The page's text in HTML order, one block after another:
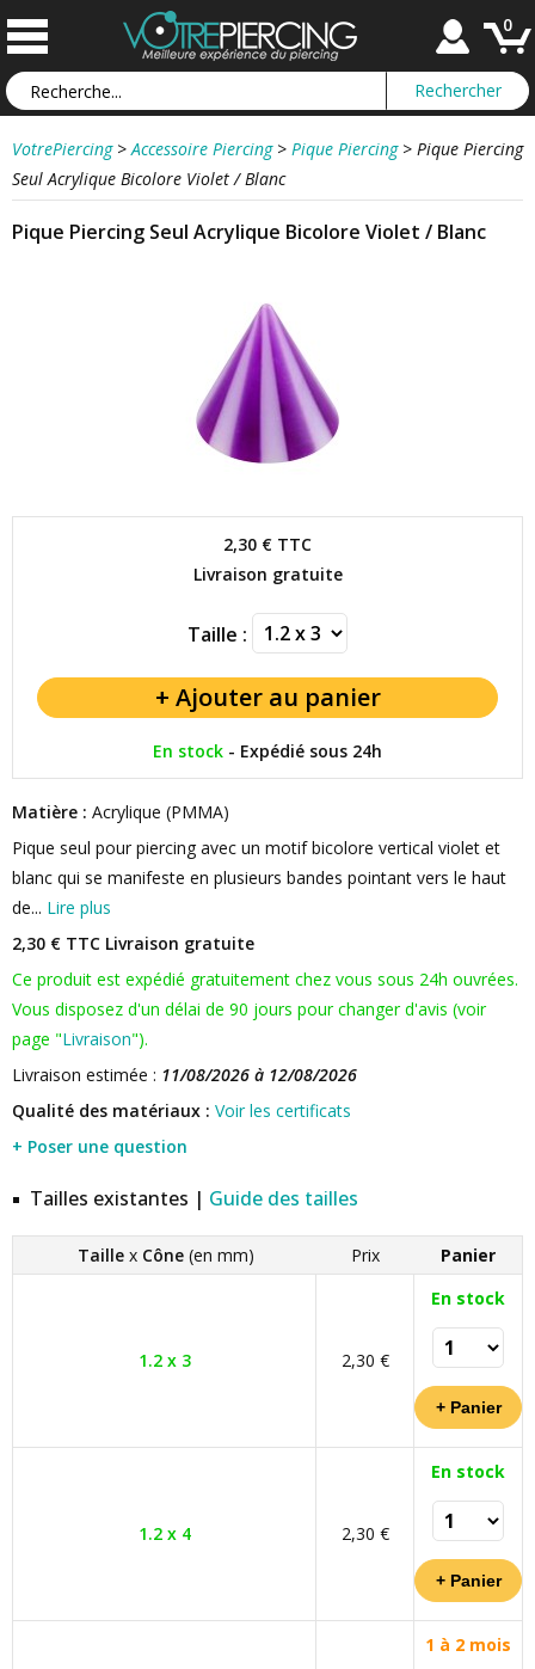
0
VotrePiercing > Accessoire Piercing > Pique Piercing > Pique Piercing
Seul Acrylique Bicolore Violet / Blanc
Pique Piercing Seul Acrylique Bicolore Violet / Blanc
2,30 € TTC
Livraison gratuite
Taille :
En stock - Expédié sous 24h
Matière : Acrylique (PMMA)
Pique seul pour piercing avec un motif bicolore vertical violet et
blanc qui se manifeste en plusieurs bandes pointant vers le haut
de... Lire plus
2,30 € TTC Livraison gratuite
Ce produit est expédié gratuitement chez vous sous 24h ouvrées.
Vous disposez d'un délai de 90 jours pour changer d'avis (voir
page "Livraison").
Livraison estimée : 11/08/2026 à 12/08/2026
Qualité des matériaux : Voir les certificats
+ Poser une question
Tailles existantes | Guide des tailles
Taillex Cône(en mm) Prix Panier
1.2 x 3 2,30 €
En stock
1.2 x 4 2,30 €
En stock
1 à 2 mois